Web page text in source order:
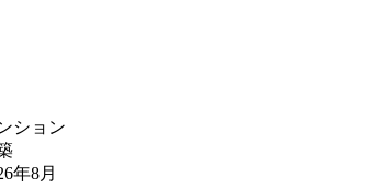
ション
年8月